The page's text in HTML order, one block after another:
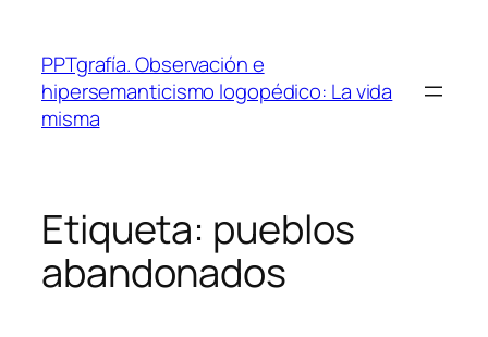
contenido
PPTgrafía. Observación e
hipersemanticismo logopédico: La vida
misma
Etiqueta: pueblos
abandonados